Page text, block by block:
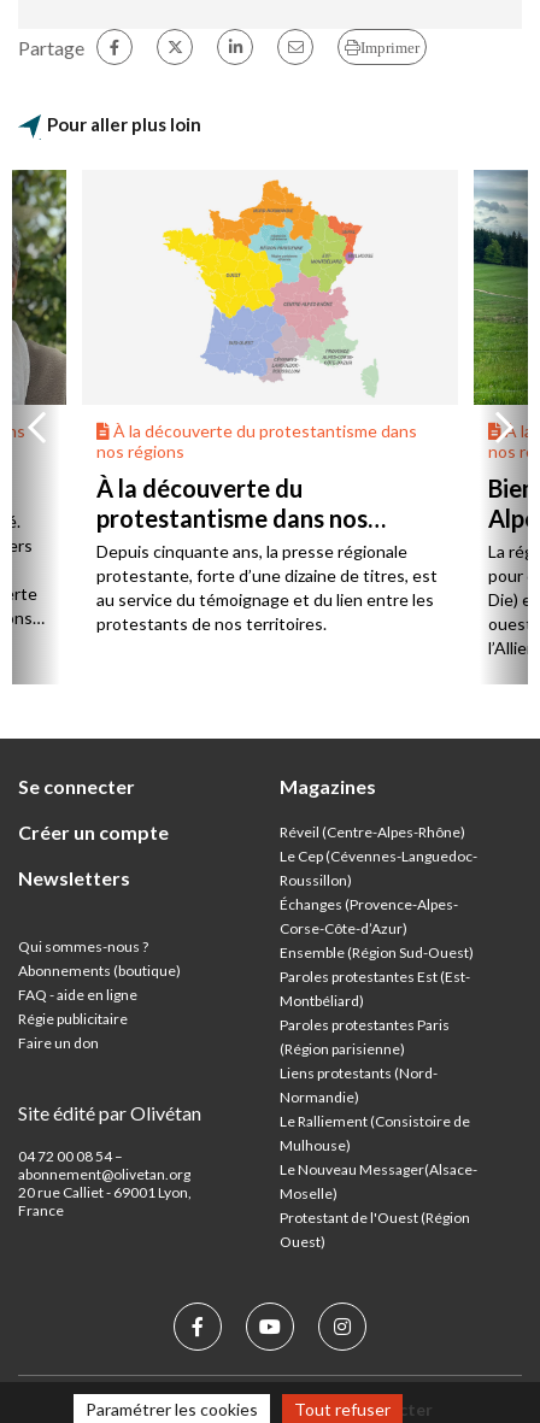
Partage Imprimer
Pour aller plus loin
À la découverte du protestantisme dans
nos régions
À la découverte du
protestantisme dans nos
régions
Depuis cinquante ans, la presse régionale
protestante, forte d’une dizaine de titres, est
au service du témoignage et du lien entre les
protestants de nos territoires.
À la
nos
La
pour
Die)
ouest,
Se connecter
Créer un compte
Newsletters
Qui sommes-nous ?
Abonnements (boutique)
FAQ - aide en ligne
Régie publicitaire
Faire un don
Site édité par Olivétan
04 72 00 08 54 –
abonnement@olivetan.org
20 rue Calliet - 69001 Lyon,
France
Magazines
Réveil (Centre-Alpes-Rhône)
Le Cep (Cévennes-Languedoc-
Roussillon)
Échanges (Provence-Alpes-
Corse-Côte-d’Azur)
Ensemble (Région Sud-Ouest)
Paroles protestantes Est (Est-
Montbéliard)
Paroles protestantes Paris
(Région parisienne)
Liens protestants (Nord-
Normandie)
Le Ralliement (Consistoire de
Mulhouse)
Le Nouveau Messager(Alsace-
Moselle)
Protestant de l'Ouest (Région
Ouest)
Mentions légales Nous contacter
Paramétrer les cookies Tout refuser